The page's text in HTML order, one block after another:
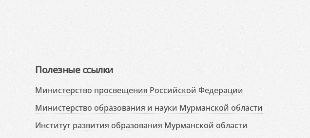
Полезные ссылки
Министерство просвещения Российской Федерации
Министерство образования и науки Мурманской области
Институт развития образования Мурманской области